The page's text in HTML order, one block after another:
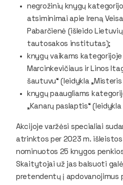
negrožinių knygų
atsiminimai apie Ireną
Pabarčienė (išleido
tautosakos institutas);
knygų vaikams kategorijoje
Marcinkevičiaus ir Linos
šautuvu“ (leidykla „Misteris
knygų paaugliams
„Kanarų paslaptis“ (leidykla
Akcijoje varžėsi specialiai
atrinktos per 2023 m.
nominuotos 25 knygos
Skaitytojai už jas balsuoti
pretendentų į apdovanojimus